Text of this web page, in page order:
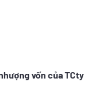
vốn của TCty